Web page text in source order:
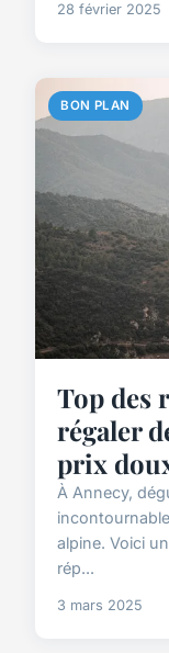
28 février 2025
BON PLAN
Top des
régaler
prix
À Annecy,
alpine. Voici
rép...
3 mars 2025